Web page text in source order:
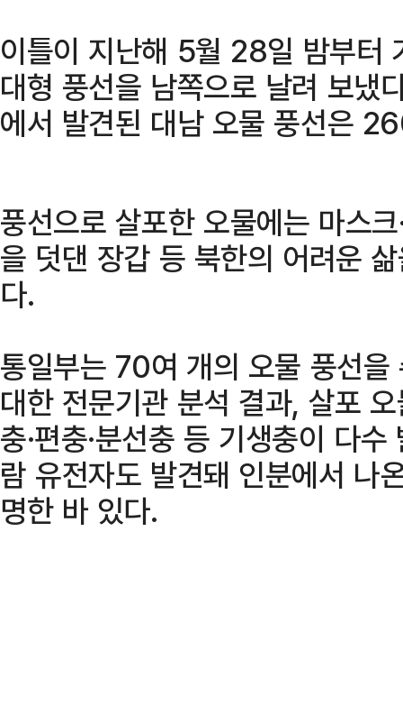
이틀이 지난해 5월 28일 밤부터
대형 풍선을 남쪽으로 날려 보냈
에서 발견된 대남 오물 풍선은
풍선으로 살포한 오물에는 마스
을 덧댄 장갑 등 북한의 어려운
다.
통일부는 70여 개의 오물 풍선
대한 전문기관 분석 결과, 살포
충·편충·분선충 등 기생충이 다
람 유전자도 발견돼 인분에서 나
명한 바 있다.